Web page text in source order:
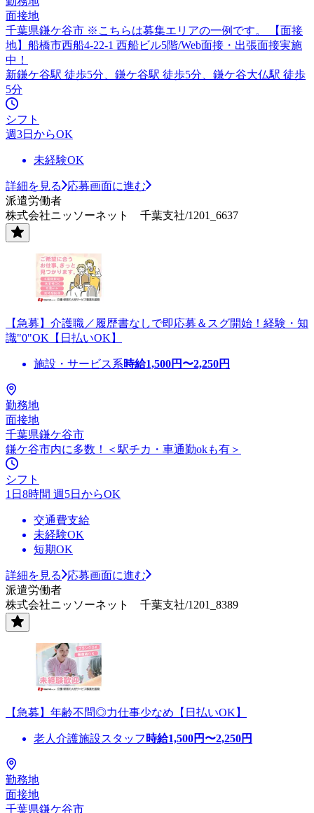
面接地
千葉県鎌ケ谷市 ※こちらは募集エリアの一例です。 【面接
地】船橋市西船4-22-1 西船ビル5階/Web面接・出張面接実施
中！
新鎌ケ谷駅 徒歩5分、鎌ケ谷駅 徒歩5分、鎌ケ谷大仏駅 徒歩
5分
シフト
週3日からOK
未経験OK
詳細を見る
応募画面に進む
派遣労働者
株式会社ニッソーネット 千葉支社/1201_6637
【急募】介護職／履歴書なしで即応募＆スグ開始！経験・知
識"0"OK【日払いOK】
施設・サービス系時給1,500円〜2,250円
勤務地
面接地
千葉県鎌ケ谷市
鎌ケ谷市内に多数！＜駅チカ・車通勤okも有＞
シフト
1日8時間 週5日からOK
交通費支給
未経験OK
短期OK
詳細を見る
応募画面に進む
派遣労働者
株式会社ニッソーネット 千葉支社/1201_8389
【急募】年齢不問◎力仕事少なめ【日払いOK】
老人介護施設スタッフ 時給1,500円〜2,250円
勤務地
面接地
千葉県鎌ケ谷市